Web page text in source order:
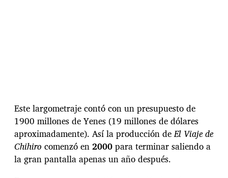
Este largometraje contó con un presupuesto de
1900 millones de Yenes (19 millones de dólares
aproximadamente). Así la producción deEl Viaje de
Chihiro comenzó en2000para terminar saliendo a
la gran pantalla apenas un año después.